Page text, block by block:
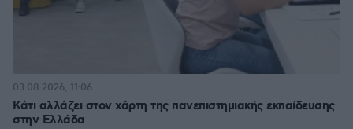
Κάτι αλλάζει στον χάρτη της πανεπιστημιακής εκπαίδευσης
στην Ελλάδα
03.08.2026, 11:06